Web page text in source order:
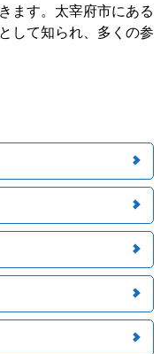
ます。太宰府市にある
して知られ、多くの参